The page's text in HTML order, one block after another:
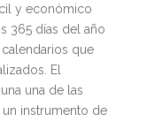
y económico
365 días del año
que
El
una de las
instrumento de